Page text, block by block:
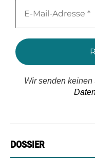
Mail-
*
Wir senden keinen
DOSSIER